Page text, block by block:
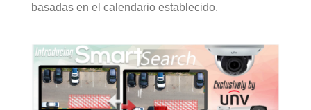
basadas en el calendario establecido.